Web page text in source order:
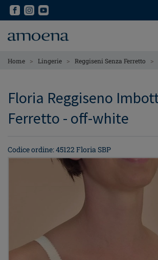
Skip
content
Skip
content
Home > Lingerie > Reggiseni Senza Ferretto >
Floria Reggiseno
Ferretto - off-white
Codice ordine: 45122 Floria SBP